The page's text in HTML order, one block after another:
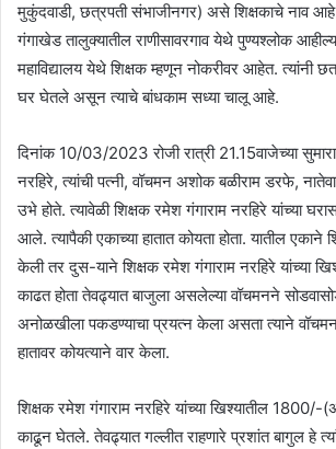
मुकुंदवाडी, छत्रपती संभाजीनगर) असे शिक्षकाचे नाव
गंगाखेड तालुक्यातील राणीसावरगाव येथे पुण्यश्लोक
महाविद्यालय येथे शिक्षक म्हणून नोकरीवर आहेत. त्यांनी
घर घेतले असून त्याचे बांधकाम सध्या चालू आहे.
दिनांक 10/03/2023 रोजी रात्री 21.15वाजेच्या
नरहिरे, त्यांची पत्नी, वॉचमन अशोक बळीराम डरफे,
उभे होते. त्यावेळी शिक्षक रमेश गंगाराम नरहिरे यांच्या
आले. त्यापैकी एकाच्या हातात कोयता होता. यातील एकाने
केली तर दुस-याने शिक्षक रमेश गंगाराम नरहिरे यांच्या
काढत होता तेवढ्यात बाजुला असलेल्या वॉचमनने
अनोळखीला पकडण्याचा प्रयत्न केला असता त्याने
हातावर कोयत्याने वार केला.
शिक्षक रमेश गंगाराम नरहिरे यांच्या खिश्यातील
काढून घेतले. तेवढ्यात गल्लीत राहणारे प्रशांत बागुल हे